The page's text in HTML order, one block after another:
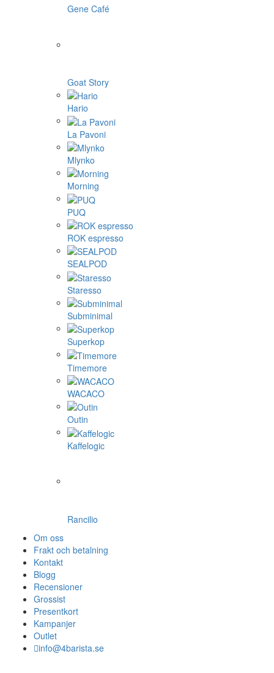
Gene Café
Goat Story
Hario
La Pavoni
Mlynko
Morning
PUQ
ROK espresso
SEALPOD
Staresso
Subminimal
Superkop
Timemore
WACACO
Outin
Kaffelogic
Rancilio
Om oss
Frakt och betalning
Kontakt
Blogg
Recensioner
Grossist
Presentkort
Kampanjer
Outlet
info@4barista.se